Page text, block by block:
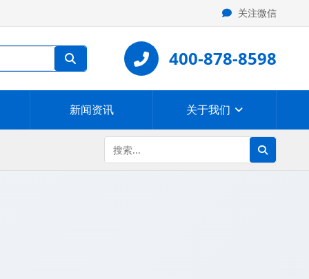
关注微信
400-878-8598
新闻资讯 关于我们